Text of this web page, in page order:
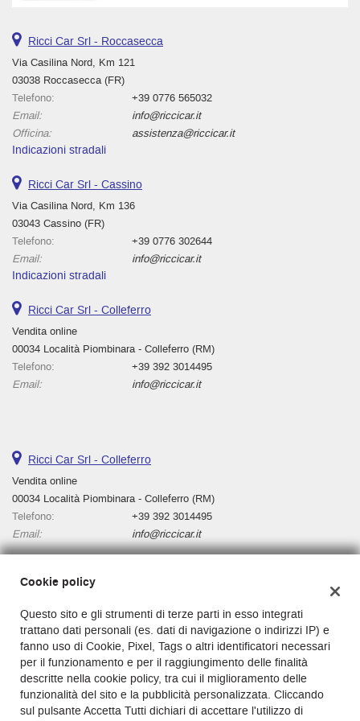
Ricci Car Srl - Roccasecca
Via Casilina Nord, Km 121
03038 Roccasecca (FR)
Telefono:
+39 0776 565032
Email:
info@riccicar.it
Officina:
assistenza@riccicar.it
Indicazioni stradali
Ricci Car Srl - Cassino
Via Casilina Nord, Km 136
03043 Cassino (FR)
Telefono:
+39 0776 302644
Email:
info@riccicar.it
Indicazioni stradali
Ricci Car Srl - Colleferro
Vendita online
00034 Località Piombinara - Colleferro (RM)
Telefono:
+39 392 3014495
Email:
info@riccicar.it
Ricci Car Srl - Colleferro
Vendita online
00034 Località Piombinara - Colleferro (RM)
Telefono:
+39 392 3014495
Email:
info@riccicar.it
Ricci Car Srl
Via Casilina, km 136, Cassino, 03043
C.F/P.IVA:03130000601
Registro delle imprese:Cassino
Cookie policy
Questo sito e gli strumenti di terze parti in esso integrati
trattano dati personali (es. dati di navigazione o indirizzi IP) e
fanno uso di Cookie, Pixel, Tags o altri identificatori necessari
per il funzionamento e per il raggiungimento delle finalità
descritte nella cookie policy, tra cui il miglioramento delle
funzionalità del sito e la pubblicità personalizzata. Cliccando
sul pulsante Accetta Tutti dichiari di accettare l'utilizzo di